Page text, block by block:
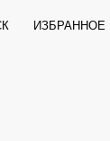
КОРЗИНА (
(